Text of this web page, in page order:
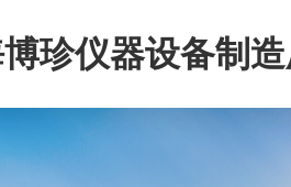
珍仪器设备制